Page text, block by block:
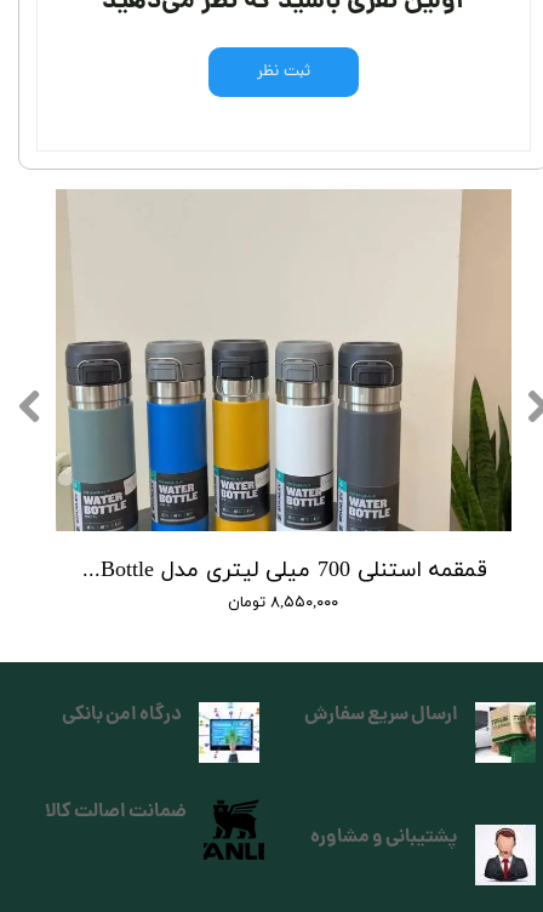
ثبت نظر
قمقمه استنلی 700 میلی لیتری مدل Quick Flip Bottle
۸,۵۵۰,۰۰۰ تومان
ارسال سریع سفارش درگاه امن بانکی
پشتیبانی و مشاوره
ضمانت اصالت کالا